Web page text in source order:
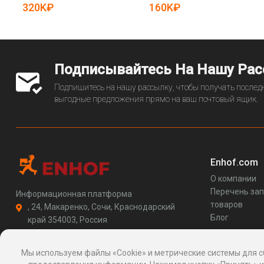
(арт. 25-19081386)
320K₽ 160K₽
Подписывайтесь На Нашу
Подпишитесь на нашу рассылку, чтобы получать
выгодные предложения прямо на ваш почтовый ящик.
Информационная платформа
, 24, Макаренко, Сочи, Краснодарский
край 354003, Россия
http://enhof.com
Enhof.com
О компании
Перечень
товаров
Блог
Мы используем файлы «Cookie» и метрические системы для